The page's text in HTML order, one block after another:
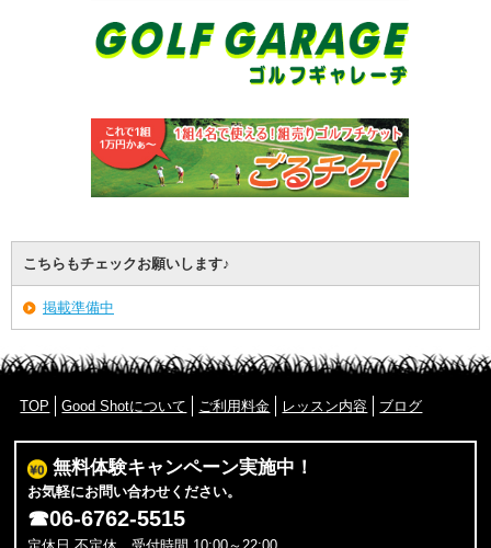
こちらもチェックお願いします♪
掲載準備中
TOP Good Shotについて ご利用料金 レッスン内容 ブログ
無料体験キャンペーン実施中！
お気軽にお問い合わせください。
☎06-6762-5515
定休日 不定休 受付時間 10:00～22:00